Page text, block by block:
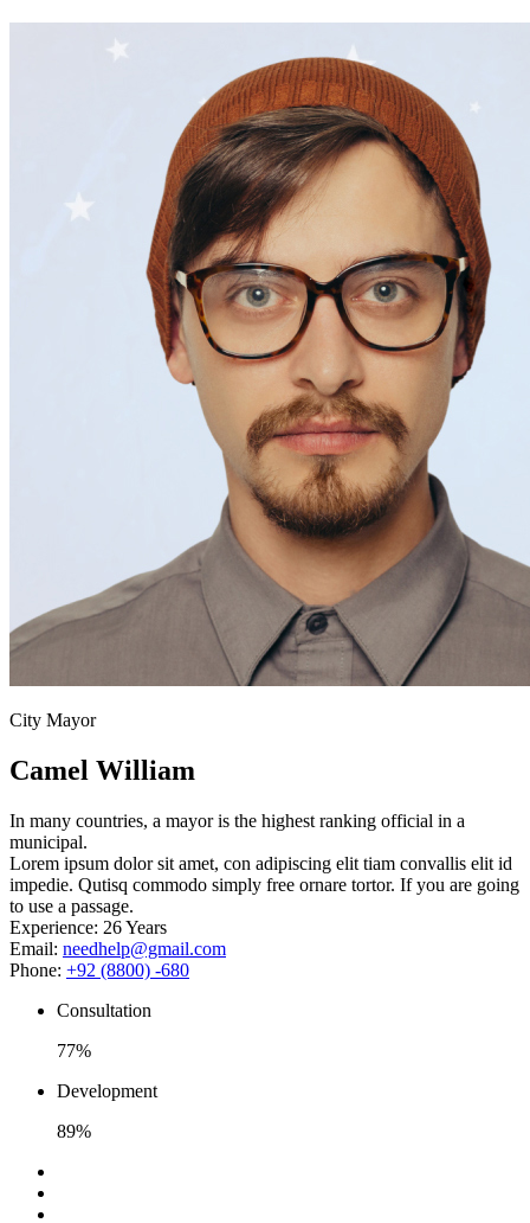
City Mayor
Camel William
In many countries, a mayor is the highest ranking official in a
municipal.
Lorem ipsum dolor sit amet, con adipiscing elit tiam convallis elit id
impedie. Qutisq commodo simply free ornare tortor. If you are going
to use a passage.
Experience: 26 Years
Email: needhelp@gmail.com
Phone: +92 (8800) -680
Consultation
77%
Development
89%